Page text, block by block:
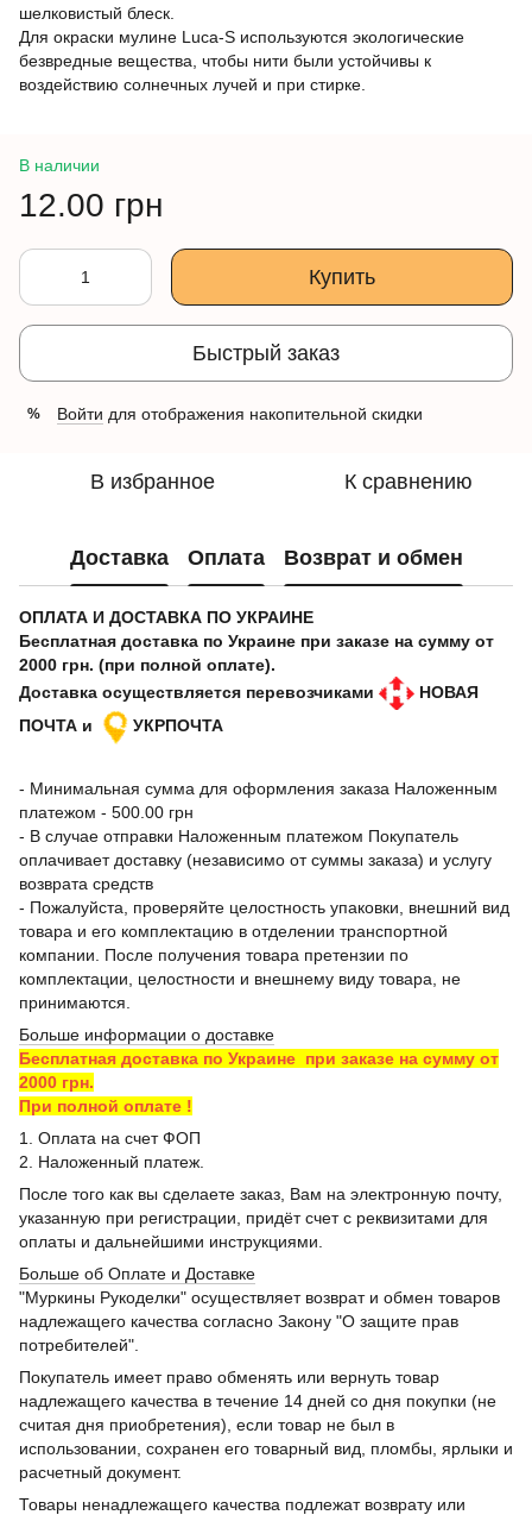
шелковистый блеск.
Для окраски мулине Luca-S используются экологические
безвредные вещества, чтобы нити были устойчивы к
воздействию солнечных лучей и при стирке.
В наличии
12.00 грн
Купить
Быстрый заказ
% Войти для отображения накопительной скидки
В избранное К сравнению
Доставка Оплата Возврат и обмен
ОПЛАТА И ДОСТАВКА ПО УКРАИНЕ
Бесплатная доставка по Украине при заказе на сумму от
2000 грн. (при полной оплате).
Доставка осуществляется перевозчиками
НОВАЯ
ПОЧТА и
УКРПОЧТА
- Минимальная сумма для оформления заказа Наложенным
платежом - 500.00 грн
- В случае отправки Наложенным платежом Покупатель
оплачивает доставку (независимо от суммы заказа) и услугу
возврата средств
- Пожалуйста, проверяйте целостность упаковки, внешний вид
товара и его комплектацию в отделении транспортной
компании. После получения товара претензии по
комплектации, целостности и внешнему виду товара, не
принимаются.
Больше информации о доставке
Бесплатная доставка по Украине при заказе на сумму от
2000 грн.
При полной оплате !
1. Оплата на счет ФОП
2. Наложенный платеж.
После того как вы сделаете заказ, Вам на электронную почту,
указанную при регистрации, придёт счет с реквизитами для
оплаты и дальнейшими инструкциями.
Больше об Оплате и Доставке
"Муркины Рукоделки" осуществляет возврат и обмен товаров
надлежащего качества согласно Закону "О защите прав
потребителей".
Покупатель имеет право обменять или вернуть товар
надлежащего качества в течение 14 дней со дня покупки (не
считая дня приобретения), если товар не был в
использовании, сохранен его товарный вид, пломбы, ярлыки и
расчетный документ.
Товары ненадлежащего качества подлежат возврату или